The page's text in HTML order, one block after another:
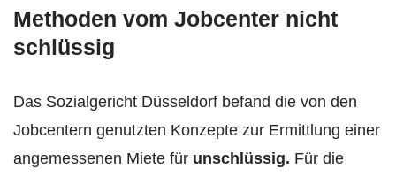
Methoden vom Jobcenter nicht
schlüssig
Das Sozialgericht Düsseldorf befand die von den
Jobcentern genutzten Konzepte zur Ermittlung einer
angemessenen Miete für unschlüssig. Für die